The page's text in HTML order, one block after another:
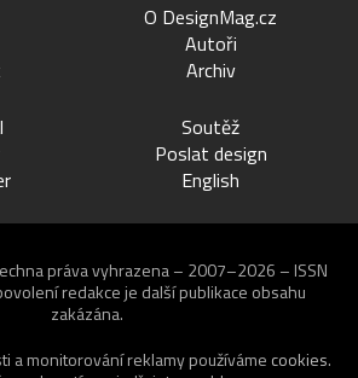
O DesignMag.cz
Autoři
Archiv
Soutěž
Poslat design
English
práva vyhrazena – 2007–2026 – ISSN
redakce je další publikace obsahu
zakázána.
a monitorování reklamy používáme cookies.